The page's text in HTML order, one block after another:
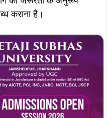
With Perplexity
जगत के बीच की दूरी को कम
हुए श्रीनाथ विश्वविद्यालय,